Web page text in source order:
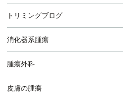
トリミングブログ
消化器系腫瘍
腫瘍外科
皮膚の腫瘍